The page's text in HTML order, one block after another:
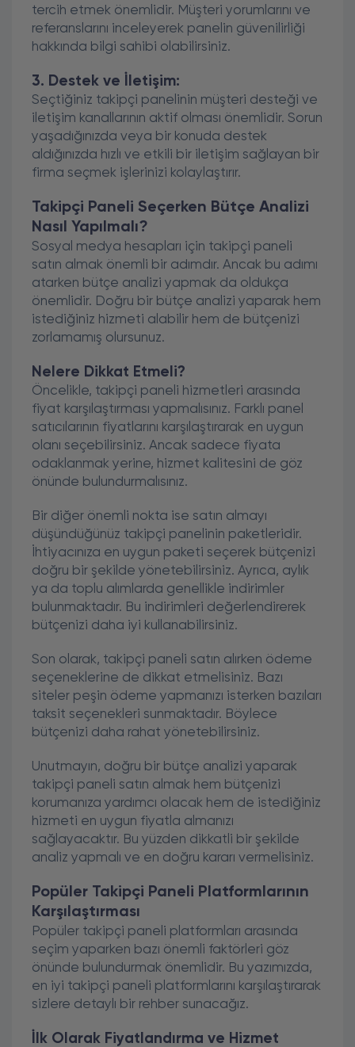
tercih etmek önemlidir. Müşteri yorumlarını ve
referanslarını inceleyerek panelin güvenilirliği
hakkında bilgi sahibi olabilirsiniz.
3. Destek ve İletişim:
Seçtiğiniz takipçi panelinin müşteri desteği ve
iletişim kanallarının aktif olması önemlidir. Sorun
yaşadığınızda veya bir konuda destek
aldığınızda hızlı ve etkili bir iletişim sağlayan bir
firma seçmek işlerinizi kolaylaştırır.
Takipçi Paneli Seçerken Bütçe Analizi
Nasıl Yapılmalı?
Sosyal medya hesapları için takipçi paneli
satın almak önemli bir adımdır. Ancak bu adımı
atarken bütçe analizi yapmak da oldukça
önemlidir. Doğru bir bütçe analizi yaparak hem
istediğiniz hizmeti alabilir hem de bütçenizi
zorlamamış olursunuz.
Nelere Dikkat Etmeli?
Öncelikle, takipçi paneli hizmetleri arasında
fiyat karşılaştırması yapmalısınız. Farklı panel
satıcılarının fiyatlarını karşılaştırarak en uygun
olanı seçebilirsiniz. Ancak sadece fiyata
odaklanmak yerine, hizmet kalitesini de göz
önünde bulundurmalısınız.
Bir diğer önemli nokta ise satın almayı
düşündüğünüz takipçi panelinin paketleridir.
İhtiyacınıza en uygun paketi seçerek bütçenizi
doğru bir şekilde yönetebilirsiniz. Ayrıca, aylık
ya da toplu alımlarda genellikle indirimler
bulunmaktadır. Bu indirimleri değerlendirerek
bütçenizi daha iyi kullanabilirsiniz.
Son olarak, takipçi paneli satın alırken ödeme
seçeneklerine de dikkat etmelisiniz. Bazı
siteler peşin ödeme yapmanızı isterken bazıları
taksit seçenekleri sunmaktadır. Böylece
bütçenizi daha rahat yönetebilirsiniz.
Unutmayın, doğru bir bütçe analizi yaparak
takipçi paneli satın almak hem bütçenizi
korumanıza yardımcı olacak hem de istediğiniz
hizmeti en uygun fiyatla almanızı
sağlayacaktır. Bu yüzden dikkatli bir şekilde
analiz yapmalı ve en doğru kararı vermelisiniz.
Popüler Takipçi Paneli Platformlarının
Karşılaştırması
Popüler takipçi paneli platformları arasında
seçim yaparken bazı önemli faktörleri göz
önünde bulundurmak önemlidir. Bu yazımızda,
en iyi takipçi paneli platformlarını karşılaştırarak
sizlere detaylı bir rehber sunacağız.
İlk Olarak Fiyatlandırma ve Hizmet